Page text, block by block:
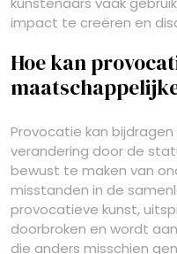
impact te creëren en
Hoe kan
Provocatie kan
verandering door de
bewust te maken van
misstanden in de
provocatieve kunst,
doorbroken en wordt
die anders misschien